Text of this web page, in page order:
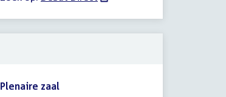
Plenaire zaal